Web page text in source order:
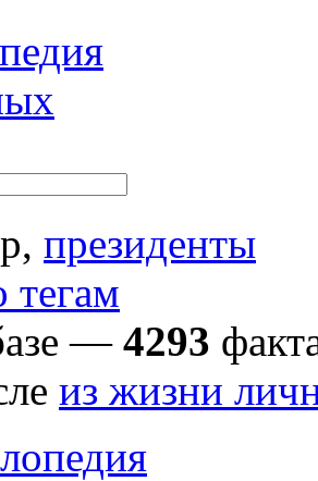
президенты
тегам
— 4293
из жизни